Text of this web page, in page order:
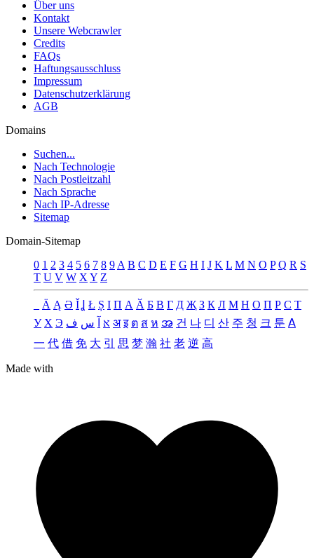
Über uns
Kontakt
Unsere Webcrawler
Credits
FAQs
Haftungsausschluss
Impressum
Datenschutzerklärung
AGB
Domains
Suchen...
Nach Technologie
Nach Postleitzahl
Nach Sprache
Nach IP-Adresse
Sitemap
Domain-Sitemap
0 1 2 3 4 5 6 7 8 9 A B C D E F G H I J K L M N O P Q R S
T U V W X Y Z
Ä Ą Ə Ǐ Ʝ Ł Ș Ι Π А Ӑ Б В Г Д Җ З К Л М Н О П Р С Т
У Х Э א س ف अ इ ต ส ห အ 건 나 디 산 주 청 크 툰 ꓮ
一 代 借 免 大 引 思 梦 瀚 社 老 逆 高
Made with